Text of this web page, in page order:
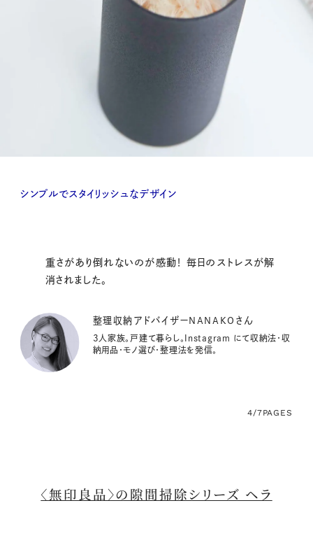
シンプルでスタイリッシュなデザイン
重さがあり倒れないのが感動！ 毎日のストレスが解
消されました。
整理収納アドバイザーNANAKOさん
3人家族。戸建て暮らし。Instagram にて収納法・収
納用品・モノ選び・整理法を発信。
4/7PAGES
〈無印良品〉の隙間掃除シリーズ ヘラ